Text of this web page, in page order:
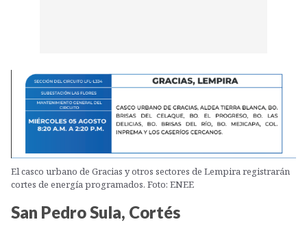
El casco urbano de Gracias y otros sectores de Lempira registrarán
cortes de energía programados. Foto: ENEE
San Pedro Sula, Cortés